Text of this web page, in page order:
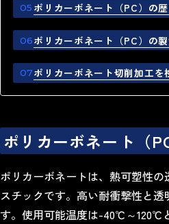
ポリカーボネート（PC）の
ポリカーボネート（PC）の
ポリカーボネート切削加工を
ポリカーボネート（
ポリカーボネートは、熱可塑性
スチックです。高い耐衝撃性と
す。使用可能温度は-40℃～120℃